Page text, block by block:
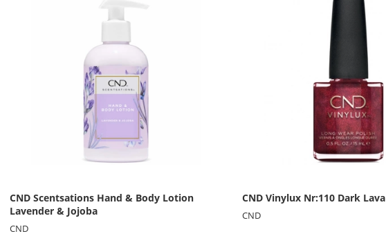
CND Scentsations Hand & Body Lotion
Lavender & Jojoba
CND
CND Vinylux Nr:110 Dark Lava
CND